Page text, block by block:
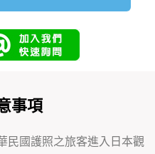
事項
民國護照之旅客進入日本觀